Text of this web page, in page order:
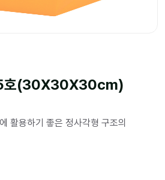
5호(30X30X30cm)
활용하기 좋은 정사각형 구조의